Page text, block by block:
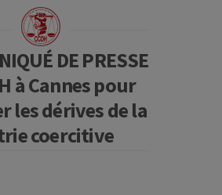
DE PRESSE
à Cannes pour
les dérives de la
coercitive